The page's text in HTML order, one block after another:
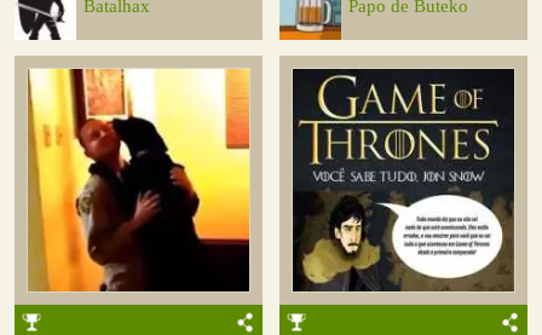
Batalhax Papo de Buteko